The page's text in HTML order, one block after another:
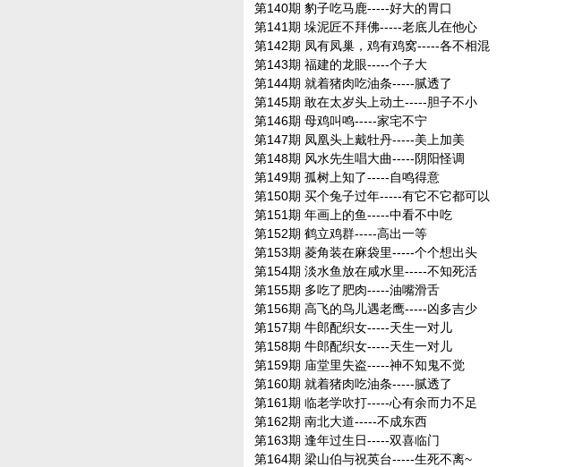
第140期 豹子吃马鹿-----好大的胃口
第141期 垛泥匠不拜佛-----老底儿在他心
第142期 凤有凤巢，鸡有鸡窝-----各不相混
第143期 福建的龙眼-----个子大
第144期 就着猪肉吃油条-----腻透了
第145期 敢在太岁头上动土-----胆子不小
第146期 母鸡叫鸣-----家宅不宁
第147期 凤凰头上戴牡丹-----美上加美
第148期 风水先生唱大曲-----阴阳怪调
第149期 孤树上知了-----自鸣得意
第150期 买个兔子过年-----有它不它都可以
第151期 年画上的鱼-----中看不中吃
第152期 鹤立鸡群-----高出一等
第153期 菱角装在麻袋里-----个个想出头
第154期 淡水鱼放在咸水里-----不知死活
第155期 多吃了肥肉-----油嘴滑舌
第156期 高飞的鸟儿遇老鹰-----凶多吉少
第157期 牛郎配织女-----天生一对儿
第158期 牛郎配织女-----天生一对儿
第159期 庙堂里失盗-----神不知鬼不觉
第160期 就着猪肉吃油条-----腻透了
第161期 临老学吹打-----心有余而力不足
第162期 南北大道-----不成东西
第163期 逢年过生日-----双喜临门
第164期 梁山伯与祝英台-----生死不离~